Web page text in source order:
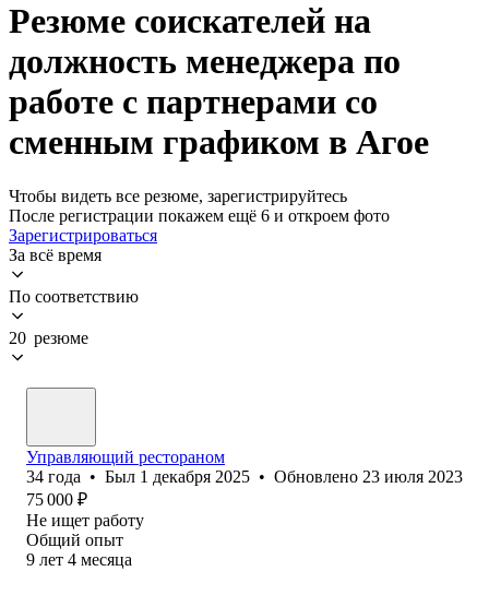
Резюме соискателей на
должность менеджера по
работе с партнерами со
сменным графиком в Агое
Чтобы видеть все резюме, зарегистрируйтесь
После регистрации покажем ещё 6 и откроем фото
Зарегистрироваться
За всё время
По соответствию
20 резюме
Управляющий рестораном
34 года • Был 1 декабря 2025 • Обновлено 23 июля 2023
75 000 ₽
Не ищет работу
Общий опыт
9 лет 4 месяца